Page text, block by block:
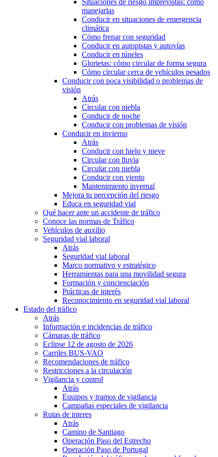
Situaciones de riesgo imprevistas: cómo
manejarlas
Conducir en situaciones de emergencia
climática
Cómo frenar con seguridad
Conducir en autopistas y autovías
Conducir en túneles
Glorietas: cómo circular de forma segura
Cómo circular cerca de vehículos pesados
Conducir con poca visibilidad o problemas de
visión
Atrás
Circular con niebla
Conducir de noche
Conducir con problemas de visión
Conducir en invierno
Atrás
Conducir con hielo y nieve
Circular con lluvia
Circular con niebla
Conducir con viento
Mantenimiento invernal
Mejora tu percepción del riesgo
Educa en seguridad vial
Qué hacer ante un accidente de tráfico
Conoce las normas de Tráfico
Vehículos de auxilio
Seguridad vial laboral
Atrás
Seguridad vial laboral
Marco normativo y estratégico
Herramientas para una movilidad segura
Formación y concienciación
Prácticas de interés
Reconocimiento en seguridad vial laboral
Estado del tráfico
Atrás
Información e incidencias de tráfico
Cámaras de tráfico
Eclipse 12 de agosto de 2026
Carriles BUS-VAO
Recomendaciones de tráfico
Restricciones a la circulación
Vigilancia y control
Atrás
Equipos y tramos de vigilancia
Campañas especiales de vigilancia
Rutas de interes
Atrás
Camino de Santiago
Operación Paso del Estrecho
Operación Paso de Portugal